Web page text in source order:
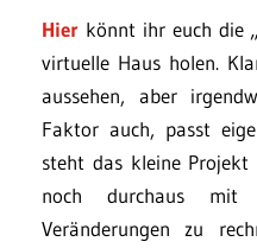
Hier könnt ihr euch die
virtuelle Haus holen.
aussehen, aber
Faktor auch, passt
steht das kleine
noch durchaus mit
Veränderungen zu